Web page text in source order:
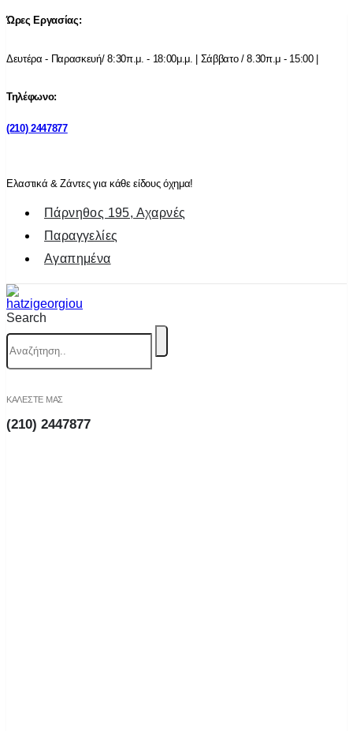
Ώρες Εργασίας:
Δευτέρα - Παρασκευή/ 8:30π.μ. - 18:00μ.μ. | Σάββατο / 8.30π.μ - 15:00 |
Τηλέφωνο:
(210) 2447877
Ελαστικά & Ζάντες για κάθε είδους όχημα!
Πάρνηθος 195, Αχαρνές
Παραγγελίες
Αγαπημένα
Search
ΚΑΛΕΣΤΕ ΜΑΣ
(210) 2447877